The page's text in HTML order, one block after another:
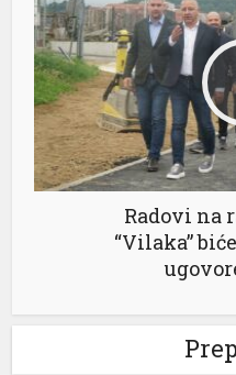
panel
panel
panel
panel
panel
panel
Radovi na
“Vilaka”